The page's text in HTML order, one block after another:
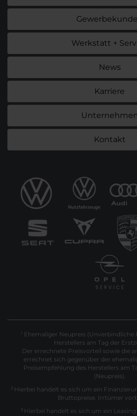
Werkstatt +
News
Karriere
Unternehmen
Kontakt
1 Ehemaliger Neupreis (Unverbindliche
Herstellers am Tag der
Der errechnete Preisvorteil sowie die
errechnet sich gegenüber der
Preisempfehlung des Herstellers am
(Neupreis).
2 Hierbei handelt es sich um ein
Bruttopreise. Irrtümer
3 Hierbei handelt es sich um ein